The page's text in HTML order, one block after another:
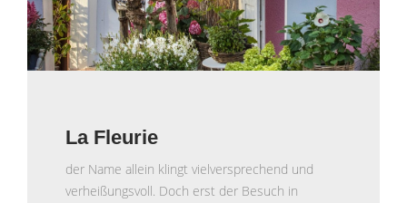
La Fleurie
der Name allein klingt vielversprechend und
verheißungsvoll. Doch erst der Besuch in